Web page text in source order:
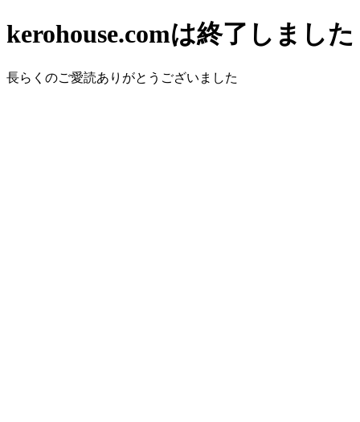
kerohouse.comは終了しました
長らくのご愛読ありがとうございました